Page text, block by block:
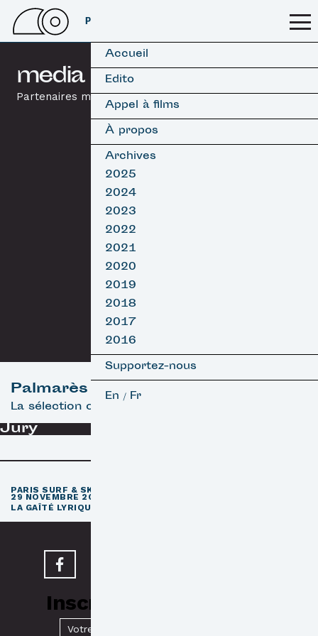
PSSFF 2026
Accueil
Edito
Appel à films
À propos
Archives
2025
2024
2023
2022
2021
2020
2019
2018
2017
2016
Supportez-nous
En / Fr
media partners
Partenaires médias
Palmarès
La sélection officielle
Jury
PARIS SURF & SKATEBOARD FILM FESTIVAL
29 NOVEMBRE 2026
LA GAÎTÉ LYRIQUE · PARIS 3
Inscrivez-vous à notre